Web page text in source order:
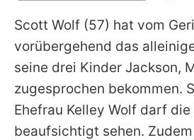
Alle Themen auf
Jobs
App
Team
Scott Wolf (57) hat vom
vorübergehend das
seine drei Kinder Jackson,
zugesprochen bekommen.
Ehefrau Kelley Wolf darf
beaufsichtigt sehen.